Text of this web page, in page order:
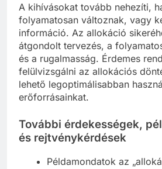
A kihívásokat tovább nehezíti,
folyamatosan változnak, vagy
információ. Az allokáció
átgondolt tervezés, a
és a rugalmasság. Érdemes
felülvizsgálni az allokációs
lehető legoptimálisabban
erőforrásainkat.
További érdekességek,
és rejtvénykérdések
Példamondatok az